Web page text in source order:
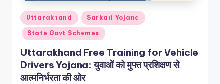
Posted
in
Uttarakhand Sarkari Yojana
State Govt Schemes
Uttarakhand Free Training for Vehicle
Drivers Yojana: युवाओं को मुफ्त प्रशिक्षण से
आत्मनिर्भरता की ओर